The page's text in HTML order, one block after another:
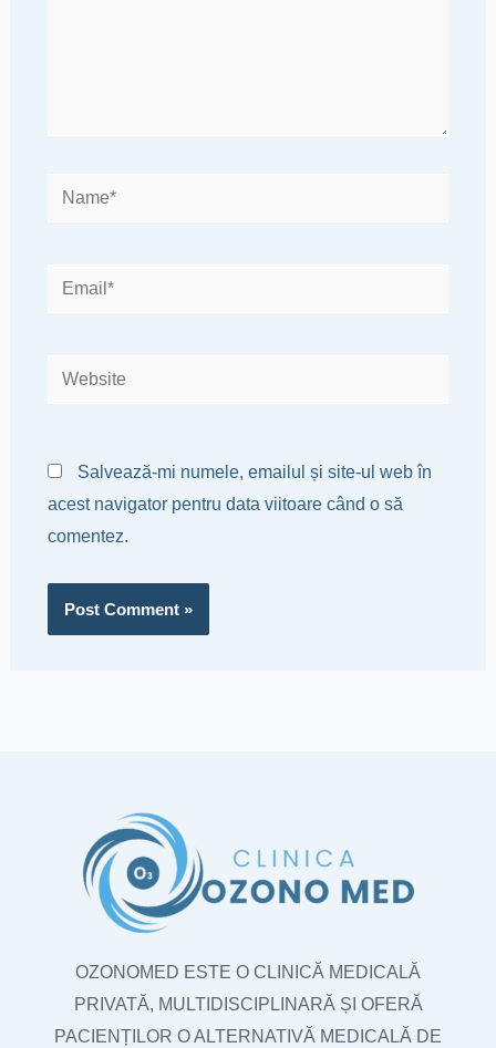
Name*
Email*
Website
Salvează-mi numele, emailul și site-ul web în
acest navigator pentru data viitoare când o să
comentez.
OZONOMED ESTE O CLINICĂ MEDICALĂ
PRIVATĂ, MULTIDISCIPLINARĂ ȘI OFERĂ
PACIENȚILOR O ALTERNATIVĂ MEDICALĂ DE